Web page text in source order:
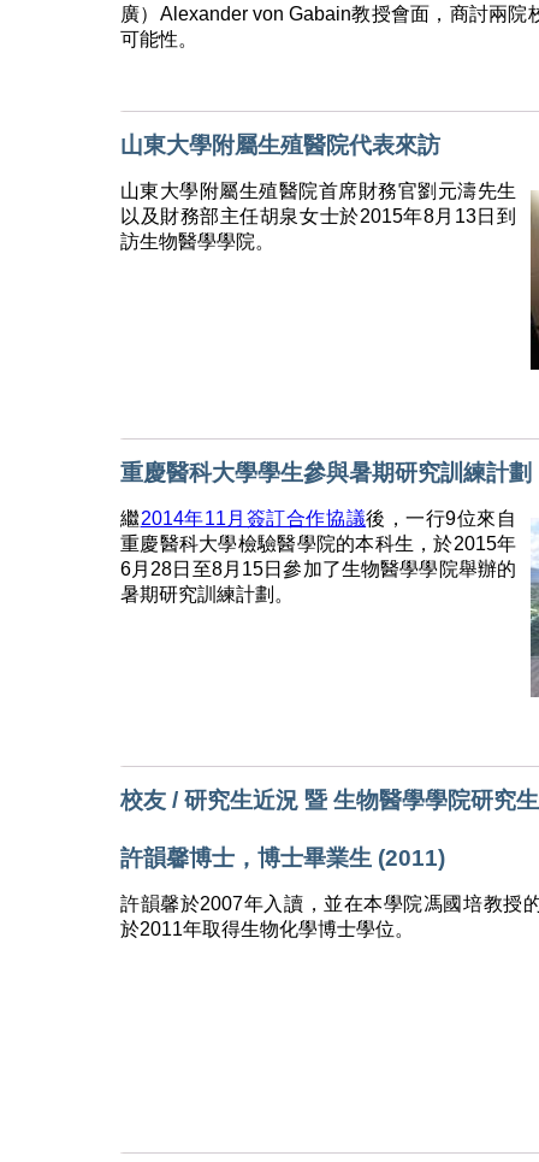
廣）Alexander von Gabain教授會面，商討兩院
可能性。
山東大學附屬生殖醫院代表來訪
山東大學附屬生殖醫院首席財務官劉元濤先生
以及財務部主任胡泉女士於2015年8月13日到
訪生物醫學學院。
重慶醫科大學學生參與暑期研究訓練計劃
繼2014年11月簽訂合作協議後，一行9位來自
重慶醫科大學檢驗醫學院的本科生，於2015年
6月28日至8月15日參加了生物醫學學院舉辦的
暑期研究訓練計劃。
校友 / 研究生近況 暨 生物醫學學院研究
許韻馨博士，博士畢業生 (2011)
許韻馨於2007年入讀，並在本學院馮國培教授
於2011年取得生物化學博士學位。